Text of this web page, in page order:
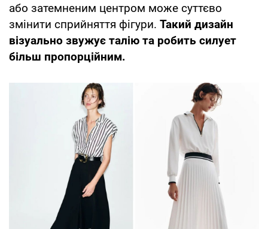
або затемненим центром може суттєво
змінити сприйняття фігури. Такий дизайн
візуально звужує талію та робить силует
більш пропорційним.